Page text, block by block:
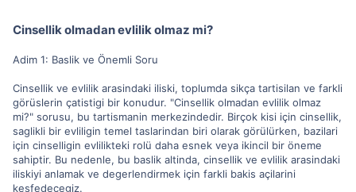
Cinsellik olmadan evlilik olmaz mi?
Adim 1: Baslik ve Önemli Soru
Cinsellik ve evlilik arasindaki iliski, toplumda sikça tartisilan ve farkli
görüslerin çatistigi bir konudur. "Cinsellik olmadan evlilik olmaz
mi?" sorusu, bu tartismanin merkezindedir. Birçok kisi için cinsellik,
saglikli bir evliligin temel taslarindan biri olarak görülürken, bazilari
için cinselligin evlilikteki rolü daha esnek veya ikincil bir öneme
sahiptir. Bu nedenle, bu baslik altinda, cinsellik ve evlilik arasindaki
iliskiyi anlamak ve degerlendirmek için farkli bakis açilarini
kesfedecegiz.